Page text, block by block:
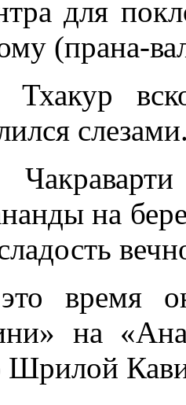
для
(прана-
Тхакур
на
время
на
Шрилой